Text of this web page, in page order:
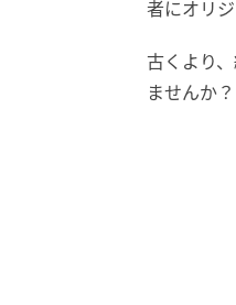
者にオリ
古くより
ませんか？